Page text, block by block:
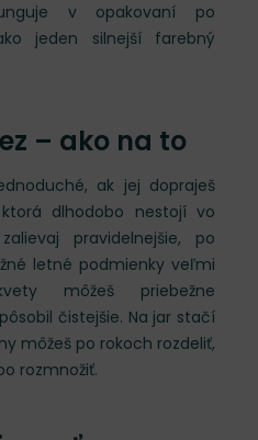
v opakovaní po
jeden silnejší farebný
– ako na to
ak jej dopraješ
dlhodobo nestojí vo
pravidelnejšie, po
letné podmienky veľmi
môžeš priebežne
čistejšie. Na jar stačí
môžeš po rokoch rozdeliť,
rozmnožiť.